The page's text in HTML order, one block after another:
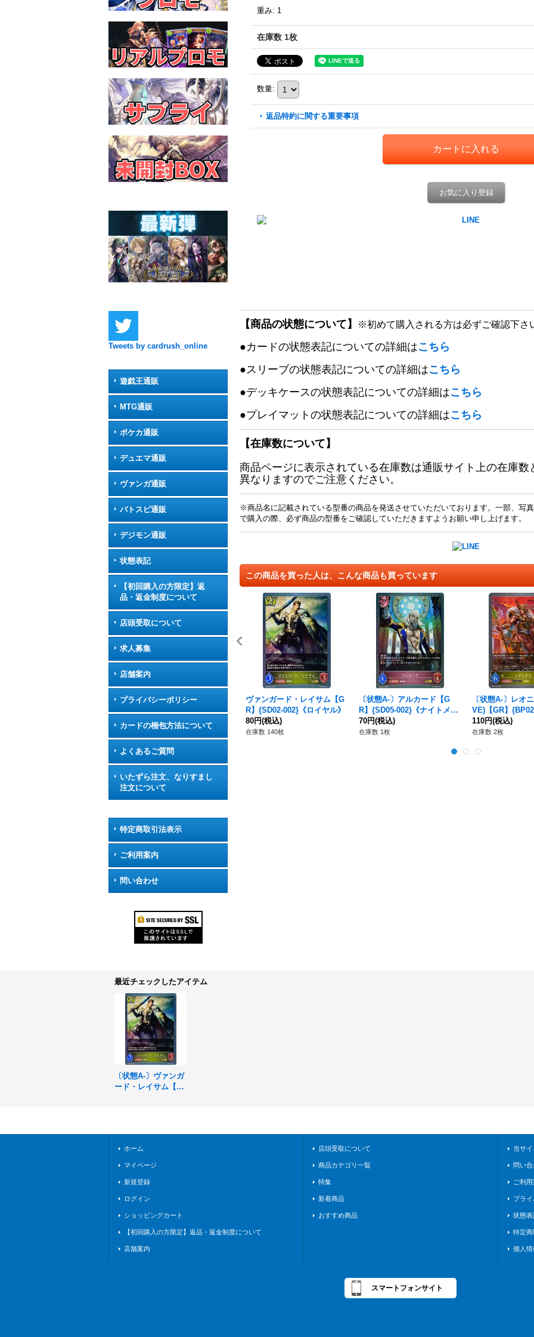
Tweets by cardrush_online
遊戯王通販
MTG通販
ポケカ通販
デュエマ通販
ヴァンガ通販
バトスピ通販
デジモン通販
状態表記
【初回購入の方限定】返
品・返金制度について
店頭受取について
求人募集
店舗案内
プライバシーポリシー
カードの梱包方法について
よくあるご質問
いたずら注文、なりすまし
注文について
特定商取引法表示
ご利用案内
問い合わせ
重み: 1
在庫数 1枚
数量:
返品特約に関する重要事項
お気に入り登録
【商品の状態について】 ※初めて購入される方は必ずご確認下さ
●カードの状態表記についての詳細はこちら
●スリーブの状態表記についての詳細はこちら
●デッキケースの状態表記についての詳細はこちら
●プレイマットの状態表記についての詳細はこちら
【在庫数について】
商品ページに表示されている在庫数は通販サイト上の在庫
異なりますのでご注意ください。
※商品名に記載されている型番の商品を発送させていただいております。一部、写
で購入の際、必ず商品の型番をご確認していただきますようお願い申し上げます。
この商品を買った人は、こんな商品も買っています
ヴァンガード・レイサム【G
R】{SD02-002}《ロイヤル》
80円(税込)
在庫数 140枚
〔状態A-〕アルカード【G
R】{SD05-002}《ナイトメ
ア》
70円(税込)
在庫数 1枚
〔状態A-〕レオ
VE)【GR】
イヤル》
110円(税込)
在庫数 2枚
最近チェックしたアイテム
〔状態A-〕ヴァンガ
ード・レイサム【G
ホーム
マイページ
新規登録
ログイン
ショッピングカート
【初回購入の方限定】返品・返金制度について
店舗案内
店頭受取について
商品カテゴリ一覧
特集
新着商品
おすすめ商品
当サ
問い合
ご利
プラ
状態表
特定
個人
スマートフォンサイト